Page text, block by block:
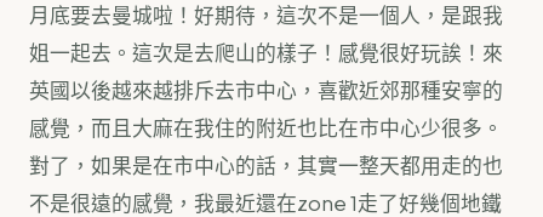
月底要去曼城啦！好期待，這次不是一個人，是跟我
姐一起去。這次是去爬山的樣子！感覺很好玩誒！來
英國以後越來越排斥去市中心，喜歡近郊那種安寧的
感覺，而且大麻在我住的附近也比在市中心少很多。
對了，如果是在市中心的話，其實一整天都用走的也
不是很遠的感覺，我最近還在zone 1走了好幾個地鐵